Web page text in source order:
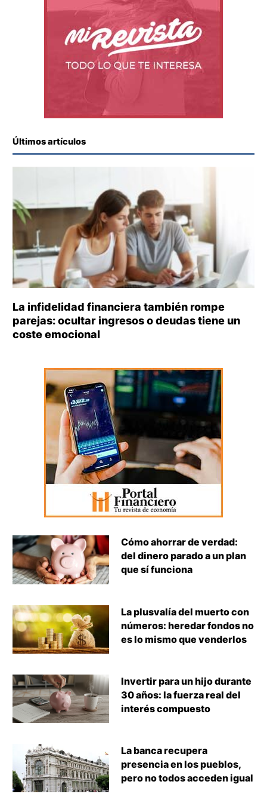
Últimos artículos
La infidelidad financiera también rompe
parejas: ocultar ingresos o deudas tiene un
coste emocional
Cómo ahorrar de verdad:
del dinero parado a un plan
que sí funciona
La plusvalía del muerto con
números: heredar fondos no
es lo mismo que venderlos
Invertir para un hijo durante
30 años: la fuerza real del
interés compuesto
La banca recupera
presencia en los pueblos,
pero no todos acceden igual